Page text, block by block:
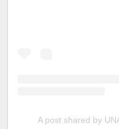
A post shared by